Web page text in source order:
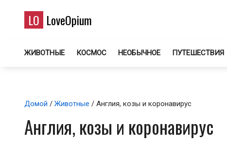
LO LoveOpium
ЖИВОТНЫЕ КОСМОС НЕОБЫЧНОЕ ПУТЕШЕСТВИЯ
Домой / Животные / Англия, козы и коронавирус
Англия, козы и коронавирус